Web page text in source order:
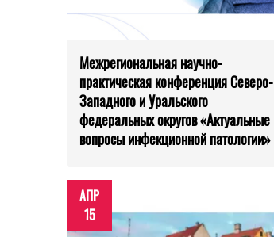
Межрегиональная научно-
практическая конференция Северо-
Западного и Уральского
федеральных округов «Актуальные
вопросы инфекционной патологии»
АПР
15